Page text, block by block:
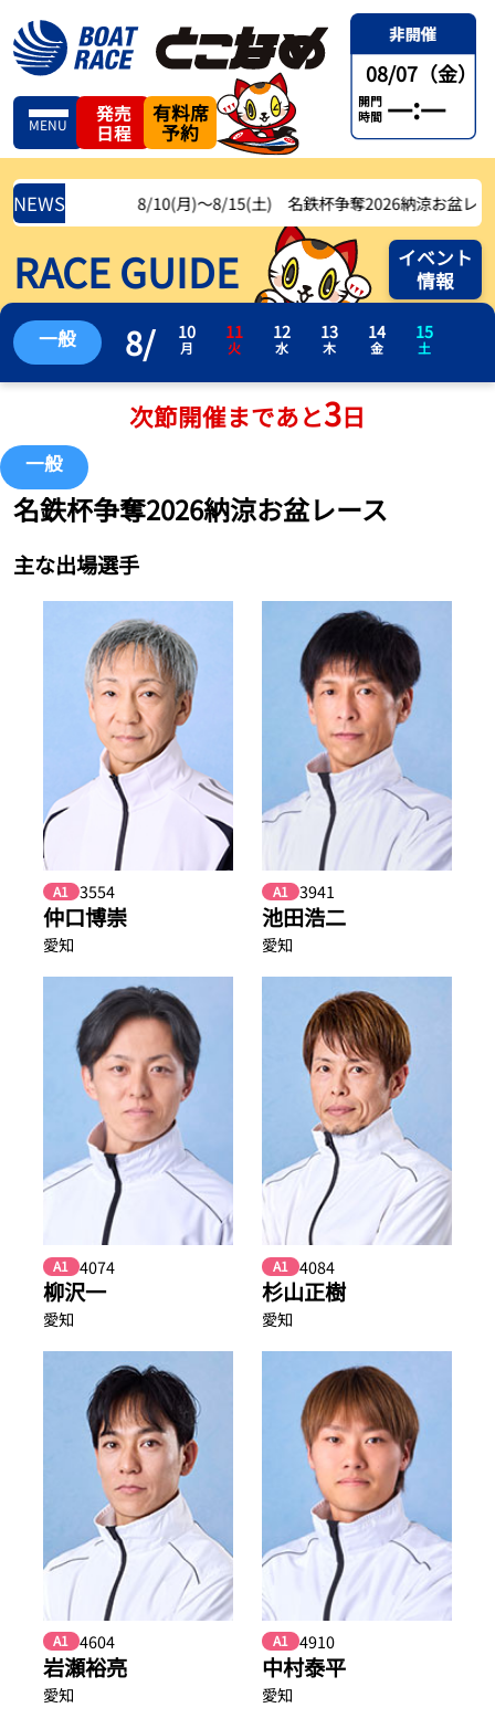
MENU
発売
日程
有料席
予約
08/07（金）
開門
時間 —:—
NEWS 8/10(月)〜8/15(土) 名鉄杯争奪2026納涼お盆レース
RACE GUIDE
イベント
情報
一般 8/ 10
月
11
火
12
水
13
木
14
金
15
土
次節開催まであと3日
一般
名鉄杯争奪2026納涼お盆レース
主な出場選手
A1 3554
仲口博崇
愛知
A1 3941
池田浩二
愛知
A1 4074
柳沢一
愛知
A1 4084
杉山正樹
愛知
A1 4604
岩瀬裕亮
愛知
A1 4910
中村泰平
愛知